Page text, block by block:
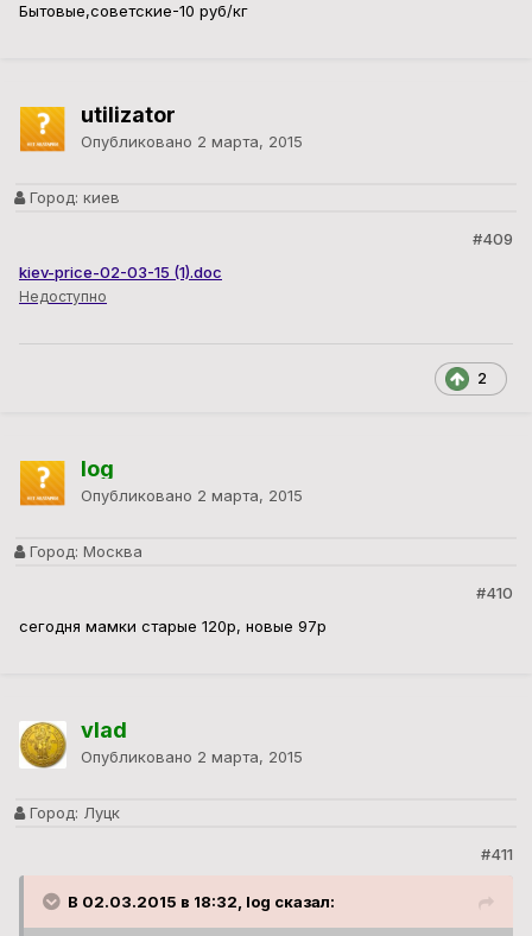
Бытовые,советские-10 руб/кг
utilizator
Опубликовано 2 марта, 2015
Город: киев
#409
kiev-price-02-03-15 (1).doc
Недоступно
2
log
Опубликовано 2 марта, 2015
Город: Москва
#410
сегодня мамки старые 120р, новые 97р
vlad
Опубликовано 2 марта, 2015
Город: Луцк
#411
В 02.03.2015 в 18:32, log сказал: